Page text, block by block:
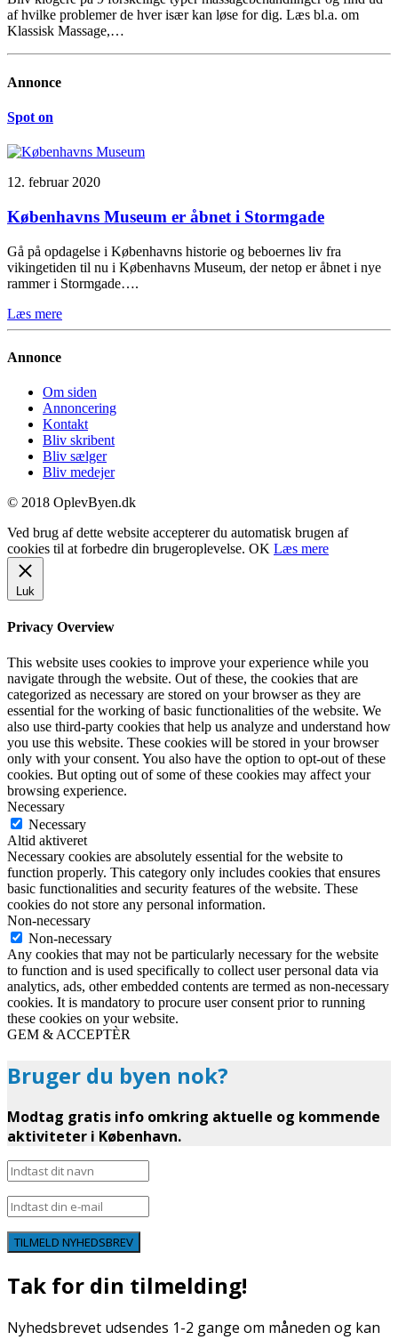
af hvilke problemer de hver især kan løse for dig. Læs bl.a. om
Klassisk Massage,…
Annonce
Spot on
12. februar 2020
Københavns Museum er åbnet i Stormgade
Gå på opdagelse i Københavns historie og beboernes liv fra
vikingetiden til nu i Københavns Museum, der netop er åbnet i nye
rammer i Stormgade….
Læs mere
Annonce
Om siden
Annoncering
Kontakt
Bliv skribent
Bliv sælger
Bliv medejer
© 2018 OplevByen.dk
Ved brug af dette website accepterer du automatisk brugen af
cookies til at forbedre din brugeroplevelse. OK Læs mere
Luk
Privacy Overview
This website uses cookies to improve your experience while you
navigate through the website. Out of these, the cookies that are
categorized as necessary are stored on your browser as they are
essential for the working of basic functionalities of the website. We
also use third-party cookies that help us analyze and understand how
you use this website. These cookies will be stored in your browser
only with your consent. You also have the option to opt-out of these
cookies. But opting out of some of these cookies may affect your
browsing experience.
Necessary
Necessary
Altid aktiveret
Necessary cookies are absolutely essential for the website to
function properly. This category only includes cookies that ensures
basic functionalities and security features of the website. These
cookies do not store any personal information.
Non-necessary
Non-necessary
Any cookies that may not be particularly necessary for the website
to function and is used specifically to collect user personal data via
analytics, ads, other embedded contents are termed as non-necessary
cookies. It is mandatory to procure user consent prior to running
these cookies on your website.
GEM & ACCEPTÈR
Bruger du byen nok?
Modtag gratis info omkring aktuelle og kommende
aktiviteter i København.
TILMELD NYHEDSBREV
Tak for din tilmelding!
Nyhedsbrevet udsendes 1-2 gange om måneden og kan